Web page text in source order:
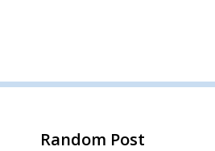
Random Post